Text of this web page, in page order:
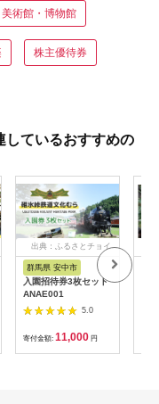
美術館・博物館
株主優待券
しているおすすめの
出典：ふるさとチョイ
群馬県 安中市
入園招待券3枚セット
ANAE001
5.0
寄付金額: 11,000 円